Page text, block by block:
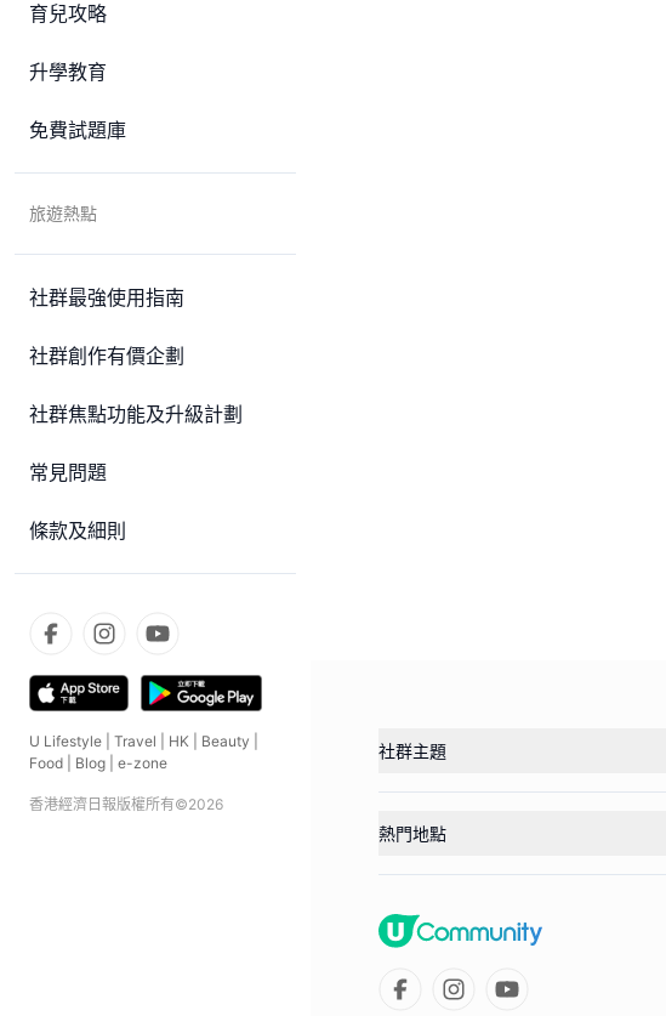
育兒攻略
升學教育
免費試題庫
旅遊熱點
社群最強使用指南
社群創作有價企劃
社群焦點功能及升級計劃
常見問題
條款及細則
U Lifestyle Travel HK Beauty
Food
Blog e-zone
香港經濟日報版權所有©2026
社群主題
熱門地點